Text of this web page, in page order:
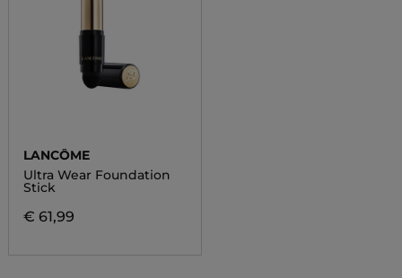
LANCÔME
Ultra Wear Foundation
Stick
€ 61,99